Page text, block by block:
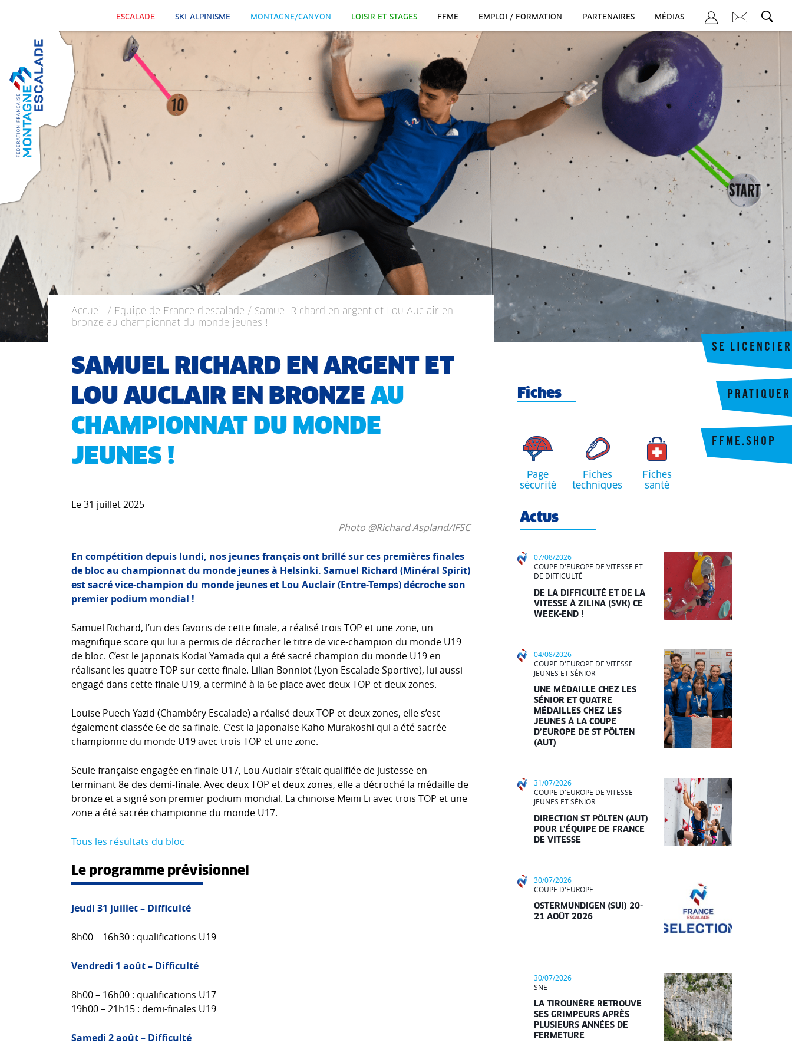
ESCALADE SKI-ALPINISME MONTAGNE/CANYON LOISIR ET STAGES FFME EMPLOI / FORMATION PARTENAIRES MÉDIAS
SE LICENCIER
FFME.SHOP
PRATIQUER
Accueil / Equipe de France d'escalade / Samuel Richard en argent et Lou Auclair en
bronze au championnat du monde jeunes !
SAMUEL RICHARD EN ARGENT ET
LOU AUCLAIR EN BRONZEAU
CHAMPIONNAT DU MONDE
JEUNES !
Le 31 juillet 2025
Photo @Richard Aspland/IFSC
En compétition depuis lundi, nos jeunes français ont brillé sur ces premières finales
de bloc au championnat du monde jeunes à Helsinki. Samuel Richard (Minéral Spirit)
est sacré vice-champion du monde jeunes et Lou Auclair (Entre-Temps) décroche son
premier podium mondial !
Samuel Richard, l’un des favoris de cette finale, a réalisé trois TOP et une zone, un
magnifique score qui lui a permis de décrocher le titre de vice-champion du monde U19
de bloc. C’est le japonais Kodai Yamada qui a été sacré champion du monde U19 en
réalisant les quatre TOP sur cette finale. Lilian Bonniot (Lyon Escalade Sportive), lui aussi
engagé dans cette finale U19, a terminé à la 6e place avec deux TOP et deux zones.
Louise Puech Yazid (Chambéry Escalade) a réalisé deux TOP et deux zones, elle s’est
également classée 6e de sa finale. C’est la japonaise Kaho Murakoshi qui a été sacrée
championne du monde U19 avec trois TOP et une zone.
Seule française engagée en finale U17, Lou Auclair s’était qualifiée de justesse en
terminant 8e des demi-finale. Avec deux TOP et deux zones, elle a décroché la médaille de
bronze et a signé son premier podium mondial. La chinoise Meini Li avec trois TOP et une
zone a été sacrée championne du monde U17.
Tous les résultats du bloc
Le programme prévisionnel
Jeudi 31 juillet – Difficulté
8h00 – 16h30 : qualifications U19
Vendredi 1 août – Difficulté
8h00 – 16h00 : qualifications U17
19h00 – 21h15 : demi-finales U19
Samedi 2 août – Difficulté
Fiches
Page
sécurité
Fiches
techniques
Fiches
santé
Actus
07/08/2026
COUPE D'EUROPE DE VITESSE ET
DE DIFFICULTÉ
DE LA DIFFICULTÉ ET DE LA
VITESSE À ZILINA (SVK) CE
WEEK-END !
04/08/2026
COUPE D'EUROPE DE VITESSE
JEUNES ET SÉNIOR
UNE MÉDAILLE CHEZ LES
SÉNIOR ET QUATRE
MÉDAILLES CHEZ LES
JEUNES À LA COUPE
D’EUROPE DE ST PÖLTEN
(AUT)
31/07/2026
COUPE D'EUROPE DE VITESSE
JEUNES ET SÉNIOR
DIRECTION ST PÖLTEN (AUT)
POUR L’ÉQUIPE DE FRANCE
DE VITESSE
30/07/2026
COUPE D'EUROPE
OSTERMUNDIGEN (SUI) 20-
21 AOÛT 2026
30/07/2026
SNE
LA TIROUNÈRE RETROUVE
SES GRIMPEURS APRÈS
PLUSIEURS ANNÉES DE
FERMETURE